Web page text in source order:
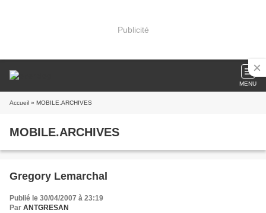
Publicité
MENU
Accueil » MOBILE.ARCHIVES
MOBILE.ARCHIVES
Gregory Lemarchal
Publié le 30/04/2007 à 23:19
Par ANTGRESAN